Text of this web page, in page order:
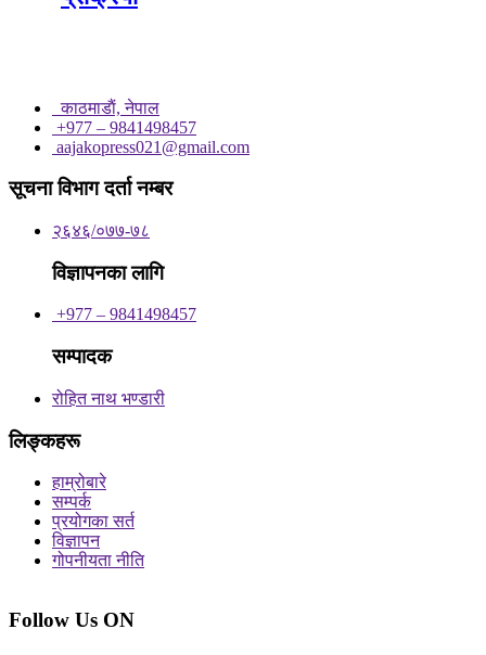
काठमाडाैं, नेपाल
+977 – 9841498457
aajakopress021@gmail.com
सूचना विभाग दर्ता नम्बर
२६४६/०७७-७८
विज्ञापनका लागि
+977 – 9841498457
सम्पादक
रोहित नाथ भण्डारी
लिङ्कहरू
हाम्रोबारे
सम्पर्क
प्रयोगका सर्त
विज्ञापन
गोपनीयता नीति
Follow Us ON